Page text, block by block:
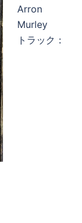
Arron
Murley
トラック：